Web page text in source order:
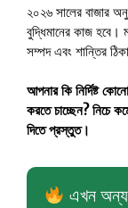
২০২৬ সালের বাজার
বুদ্ধিমানের কাজ হবে।
সম্পদ এবং শান্তির
আপনার কি নির্দিষ্ট
করতে চাচ্ছেন? নিচে
দিতে প্রস্তুত।
এখন